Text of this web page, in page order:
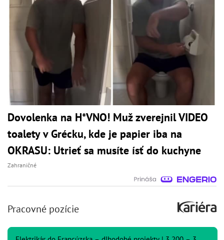
Dovolenka na H*VNO! Muž zverejnil VIDEO
toalety v Grécku, kde je papier iba na
OKRASU: Utrieť sa musíte ísť do kuchyne
Zahraničné
Pracovné pozície